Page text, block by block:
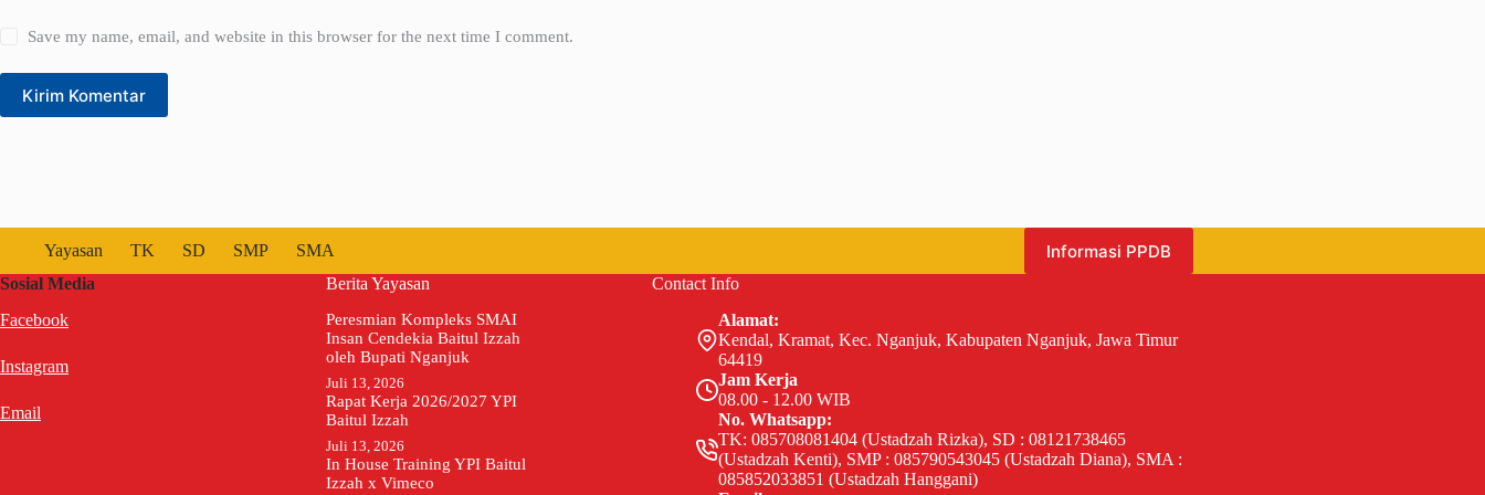
Save my name, email, and website in this browser for the next time I comment.
Kirim Komentar
Yayasan TK SD SMP SMA Informasi PPDB
Sosial Media
Facebook
Instagram
Email
Berita Yayasan
Peresmian Kompleks SMAI
Insan Cendekia Baitul Izzah
oleh Bupati Nganjuk
Juli 13, 2026
Rapat Kerja 2026/2027 YPI
Baitul Izzah
Juli 13, 2026
In House Training YPI Baitul
Izzah x Vimeco
Contact Info
Alamat:
Kendal, Kramat, Kec. Nganjuk, Kabupaten Nganjuk, Jawa Timur
64419
Jam Kerja
08.00 - 12.00 WIB
No. Whatsapp:
TK: 085708081404 (Ustadzah Rizka), SD : 08121738465
(Ustadzah Kenti), SMP : 085790543045 (Ustadzah Diana), SMA :
085852033851 (Ustadzah Hanggani)